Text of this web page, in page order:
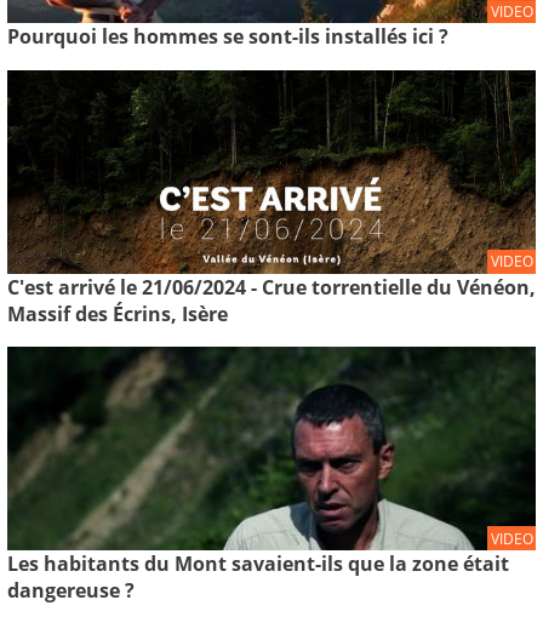
VIDEO
Pourquoi les hommes se sont-ils installés ici ?
VIDEO
C'est arrivé le 21/06/2024 - Crue torrentielle du Vénéon,
Massif des Écrins, Isère
VIDEO
Les habitants du Mont savaient-ils que la zone était
dangereuse ?